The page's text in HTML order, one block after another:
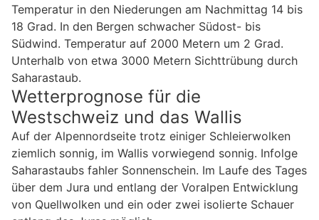
Temperatur in den Niederungen am Nachmittag 14 bis
18 Grad. In den Bergen schwacher Südost- bis
Südwind. Temperatur auf 2000 Metern um 2 Grad.
Unterhalb von etwa 3000 Metern Sichttrübung durch
Saharastaub.
Wetterprognose für die
Westschweiz und das Wallis
Auf der Alpennordseite trotz einiger Schleierwolken
ziemlich sonnig, im Wallis vorwiegend sonnig. Infolge
Saharastaubs fahler Sonnenschein. Im Laufe des Tages
über dem Jura und entlang der Voralpen Entwicklung
von Quellwolken und ein oder zwei isolierte Schauer